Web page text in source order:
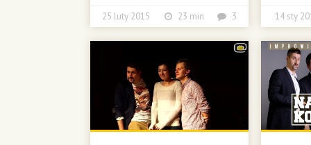
25 luty 2015 23 min 3 14 sty